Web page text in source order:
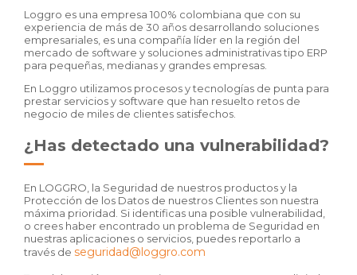
Loggro es una empresa 100% colombiana que con su
experiencia de más de 30 años desarrollando soluciones
empresariales, es una compañía líder en la región del
mercado de software y soluciones administrativas tipo ERP
para pequeñas, medianas y grandes empresas.
En Loggro utilizamos procesos y tecnologías de punta para
prestar servicios y software que han resuelto retos de
negocio de miles de clientes satisfechos.
¿Has detectado una vulnerabilidad?
En LOGGRO, la Seguridad de nuestros productos y la
Protección de los Datos de nuestros Clientes son nuestra
máxima prioridad. Si identificas una posible vulnerabilidad,
o crees haber encontrado un problema de Seguridad en
nuestras aplicaciones o servicios, puedes reportarlo a
través de seguridad@loggro.com